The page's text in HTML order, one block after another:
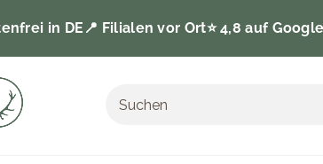
in DE 📍 Filialen vor Ort⭐️ 4,8 auf Google